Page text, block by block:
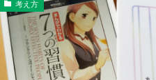
考え方